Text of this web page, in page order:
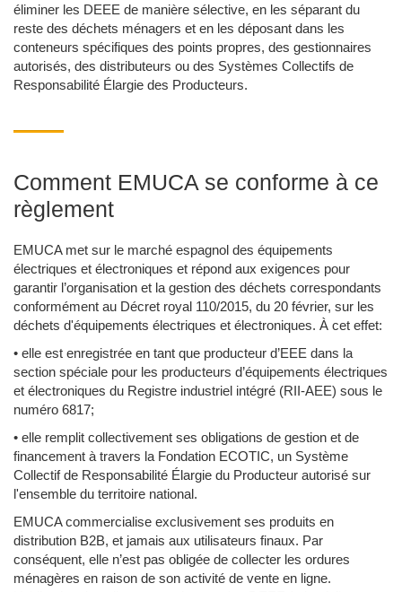
éliminer les DEEE de manière sélective, en les séparant du
reste des déchets ménagers et en les déposant dans les
conteneurs spécifiques des points propres, des gestionnaires
autorisés, des distributeurs ou des Systèmes Collectifs de
Responsabilité Élargie des Producteurs.
Comment EMUCA se conforme à ce
règlement
EMUCA met sur le marché espagnol des équipements
électriques et électroniques et répond aux exigences pour
garantir l’organisation et la gestion des déchets correspondants
conformément au Décret royal 110/2015, du 20 février, sur les
déchets d'équipements électriques et électroniques. À cet effet:
• elle est enregistrée en tant que producteur d’EEE dans la
section spéciale pour les producteurs d’équipements électriques
et électroniques du Registre industriel intégré (RII-AEE) sous le
numéro 6817;
• elle remplit collectivement ses obligations de gestion et de
financement à travers la Fondation ECOTIC, un Système
Collectif de Responsabilité Élargie du Producteur autorisé sur
l'ensemble du territoire national.
EMUCA commercialise exclusivement ses produits en
distribution B2B, et jamais aux utilisateurs finaux. Par
conséquent, elle n’est pas obligée de collecter les ordures
ménagères en raison de son activité de vente en ligne.